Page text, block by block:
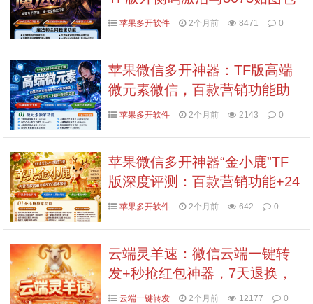
实战解析
苹果多开软件 2个月前 8471 0
苹果微信多开神器：TF版高端
微元素微信，百款营销功能助
力私域增长（不退换，认准拍
苹果多开软件 2个月前 2143 0
苹果微信多开神器“金小鹿”TF
版深度评测：百款营销功能+24
小时稳定下载，外侧码认准拍
苹果多开软件 2个月前 642 0
云端灵羊速：微信云端一键转
发+秒抢红包神器，7天退换，
多种授权套餐任选
云端一键转发 2个月前 12177 0